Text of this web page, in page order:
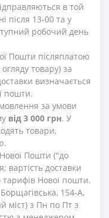
в той
після 13-00 та у
робочий день
Пошти післяплатою
товару) за
визначається
пошти.
за умови
від 3 000 грн. У
товари,
Пошти ("до
вартість доставки
тарифів Нової пошти.
154-А,
міст) з Пн по Пт з